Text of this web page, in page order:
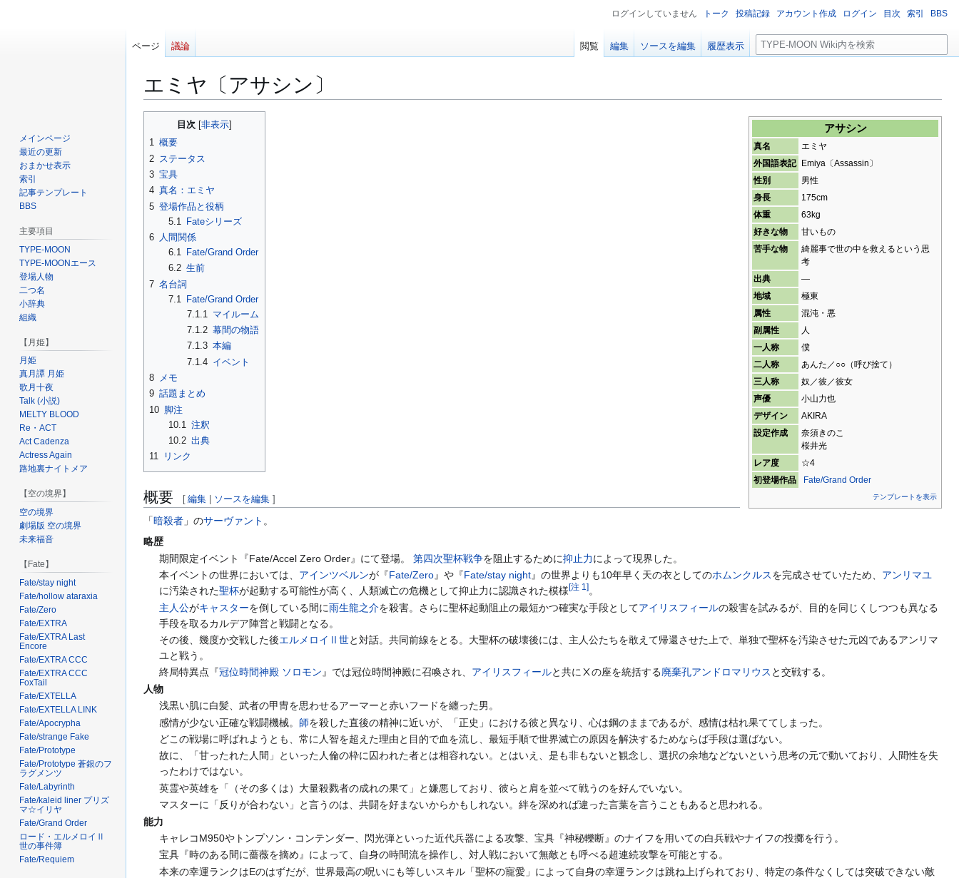
エミヤ〔アサシン〕
ー
シ
ョ
ン
移
移
動
アサシン
真名
エミヤ
外国語表記 Emiya〔Assassin〕
性別
男性
身長
175cm
体重
63kg
好きな物
甘いもの
苦手な物
綺麗事で世の中を救えるという思
考
出典
―
地域
極東
属性
混沌・悪
副属性
人
一人称
僕
二人称
あんた／○○（呼び捨て）
三人称
奴／彼／彼女
声優
小山力也
デザイン
AKIRA
設定作成
奈須きのこ
桜井光
レア度
☆4
初登場作品
Fate/Grand Order
テンプレートを表示
目次
1 概要
2 ステータス
3 宝具
4 真名：エミヤ
5 登場作品と役柄
5.1
Fateシリーズ
6 人間関係
6.1
Fate/Grand Order
6.2 生前
7 名台詞
7.1
Fate/Grand Order
7.1.1
マイルーム
7.1.2 幕間の物語
7.1.3 本編
7.1.4 イベント
8 メモ
9 話題まとめ
10 脚注
10.1 注釈
10.2 出典
11
リンク
概要 [ 編集 ソースを編集 ]
「暗殺者 」のサーヴァント 。
略歴
期間限定イベント『Fate/Accel Zero Order』にて登場。第四次聖杯戦争を阻止するために抑止力によって現界した。
本イベントの世界においては、 アインツベルンが『Fate/Zero』や『Fate/stay night』の世界よりも10年早く天の衣としてのホムンクルスを完成させていたため、 アンリマユ
に汚染された聖杯が起動する可能性が高く、人類滅亡の危機として抑止力に認識された模様[注 1]。
主人公がキャスターを倒している間に雨生龍之介を殺害。さらに聖杯起動阻止の最短かつ確実な手段としてアイリスフィールの殺害を試みるが、目的を同じくしつつも異なる
手段を取るカルデア陣営と戦闘となる。
その後、幾度か交戦した後エルメロイⅡ世と対話。共同前線をとる。大聖杯の破壊後には、主人公たちを敢えて帰還させた上で、単独で聖杯を汚染させた元凶であるアンリマ
ユと戦う。
終局特異点『冠位時間神殿 ソロモン』では冠位時間神殿に召喚され、 アイリスフィールと共にⅩの座を統括する廃棄孔アンドロマリウス と交戦する。
人物
浅黒い肌に白髪、武者の甲冑を思わせるアーマーと赤いフードを纏った男。
感情が少ない正確な戦闘機械。師を殺した直後の精神に近いが、「正史」における彼と異なり、心は鋼のままであるが、感情は枯れ果ててしまった。
どこの戦場に呼ばれようとも、常に人智を超えた理由と目的で血を流し、最短手順で世界滅亡の原因を解決するためならば手段は選ばない。
故に、「甘ったれた人間」といった人倫の枠に囚われた者とは相容れない。とはいえ、是も非もないと観念し、選択の余地などないという思考の元で動いており、人間性を失
ったわけではない。
英霊や英雄を「（その多くは）大量殺戮者の成れの果て」と嫌悪しており、彼らと肩を並べて戦うのを好んでいない。
マスターに「反りが合わない」と言うのは、共闘を好まないからかもしれない。絆を深めれば違った言葉を言うこともあると思われる。
能力
キャレコM950やトンプソン・コンテンダー、閃光弾といった近代兵器による攻撃、宝具『神秘轢断』のナイフを用いての白兵戦やナイフの投擲を行う。
宝具『時のある間に薔薇を摘め』によって、自身の時間流を操作し、対人戦において無敵とも呼べる超連続攻撃を可能とする。
本来の幸運ランクはEのはずだが、世界最高の呪いにも等しいスキル「聖杯の寵愛」によって自身の幸運ランクは跳ね上げられており、特定の条件なくしては突破できない敵
ログインしていません トーク 投稿記録 アカウント作成 ログイン 目次 索引 BBS
ページ 議論 閲覧 編集 ソースを編集 履歴表示
検
索
メインページ
最近の更新
おまかせ表示
索引
記事テンプレート
BBS
主要項目
TYPE-MOON
TYPE-MOONエース
登場人物
二つ名
小辞典
組織
【月姫】
月姫
真月譚 月姫
歌月十夜
Talk (小説)
MELTY BLOOD
Re・ACT
Act Cadenza
Actress Again
路地裏ナイトメア
【空の境界】
空の境界
劇場版 空の境界
未来福音
【Fate】
Fate/stay night
Fate/hollow ataraxia
Fate/Zero
Fate/EXTRA
Fate/EXTRA Last
Encore
Fate/EXTRA CCC
Fate/EXTRA CCC
FoxTail
Fate/EXTELLA
Fate/EXTELLA LINK
Fate/Apocrypha
Fate/strange Fake
Fate/Prototype
Fate/Prototype 蒼銀のフ
ラグメンツ
Fate/Labyrinth
Fate/kaleid liner プリズ
マ☆イリヤ
Fate/Grand Order
ロード・エルメロイⅡ
世の事件簿
Fate/Requiem